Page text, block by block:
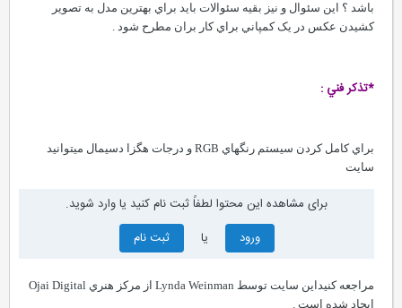
باشد ؟ اين سئوال و نيز بقيه سئوالات بايد براي بهترين مدل به تصوير
کشيدن عکس در يک کمپاني براي کار بران مطرح شود .
*تذکر فني :
براي کامل کردن سيستم رنگهاي RGB و درجات هگزا دسيمال ميتوانيد
سايت
برای مشاهده این محتوا لطفاً ثبت نام کنید یا وارد شوید.
ورود
ثبت نام
مراجعه کنيداين سايت توسط Lynda Weinman از مرکز هنري Ojai Digital
ايجاد شده است .